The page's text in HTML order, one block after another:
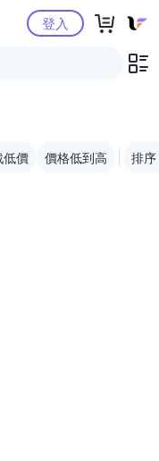
物中心登入
低價 價格低到高 排序